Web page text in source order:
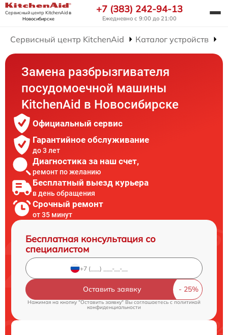
Сервисный центр KitchenAidв
Новосибирске
+7 (383) 242-94-13
Ежедневно с 9:00 до 21:00
Сервисный центр KitchenAid Каталог устройств
Замена разбрызгивателя
посудомоечной машины
KitchenAid в Новосибирске
Официальный сервис
Гарантийное обслуживание
до 3 лет
Диагностика за наш счет,
ремонт по желанию
Бесплатный выезд курьера
в день обращения
Срочный ремонт
от 35 минут
Бесплатная консультация со
специалистом
Оставить заявку
Нажимая на кнопку "Оставить заявку" Вы соглашаетесь cполитикой
конфиденциальности